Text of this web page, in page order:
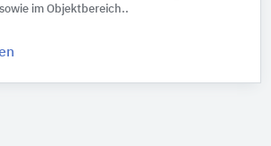
im Objektbereich..